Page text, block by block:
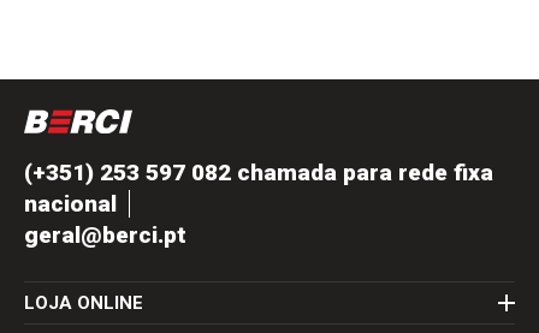
(+351) 253 597 082 chamada para rede fixa
nacional
geral@berci.pt
LOJA ONLINE